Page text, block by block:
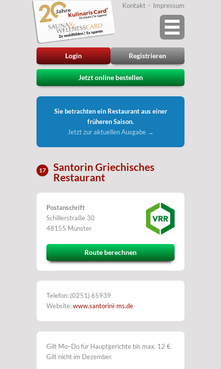
Login Registrieren
Kontakt Impressum
Jetzt online bestellen
Sie betrachten ein Restaurant aus einer
früheren Saison.
Jetzt zur aktuellen Ausgabe →
17
Santorin Griechisches
Restaurant
Postanschrift
Schillerstraße 30
48155 Münster
Route berechnen
Telefon: (0251) 65939
Website:www.santorini-ms.de
Gilt Mo–Do für Hauptgerichte bis max. 12 €.
Gilt nicht im Dezember.